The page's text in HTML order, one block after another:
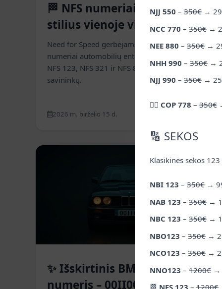
🏁 NFS numeriai: greitis ir
stilius vienoje vietoje
Need for Speed gerbėjams - išskirtiniai NFS
numeriai automobilių entuziastams. NFS 001,
NFS 123, NFS 321 ir NFS 888 jau laukia naujų
savininkų.
2026 m. birželio 15 d.
Naujienos
✨ Išskirtinis BMW stiliaus
numeris – 00II00
NJJ 550 – 350€ →
NCC 770 – 350€ →
NEE 880 – 350€ →
NHH 990 – 350€ →
NJJ 990 – 350€ →
👮‍♂️ COP 778 – 350€
🔢 SEKOS
Klasikinės sekos
NBI 123 – 350€ →
NAB 123 – 350€ →
NBC 123 – 350€ →
NBO123 – 350€ →
NCO123 – 350€ →
NNO123 – 1200€ →
🏁 NFS 123 – 1200€